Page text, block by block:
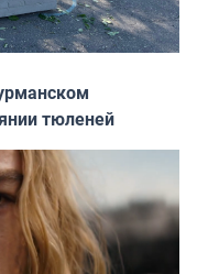
тюленей